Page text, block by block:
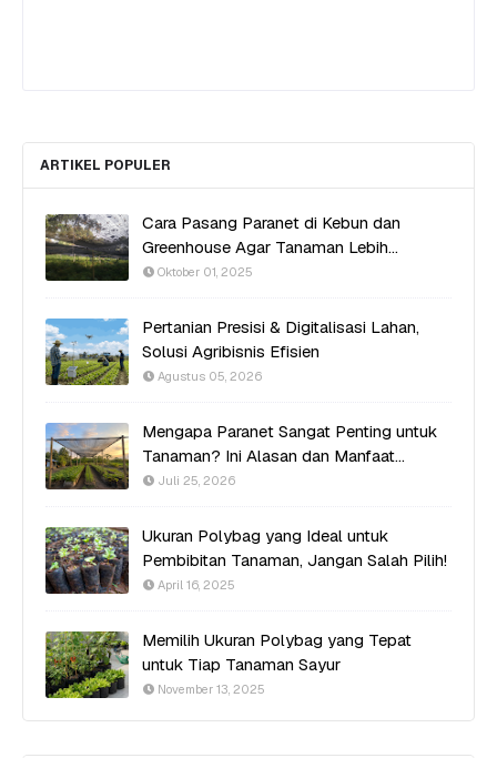
ARTIKEL POPULER
Cara Pasang Paranet di Kebun dan
Greenhouse Agar Tanaman Lebih
Produktif
Oktober 01, 2025
Pertanian Presisi & Digitalisasi Lahan,
Solusi Agribisnis Efisien
Agustus 05, 2026
Mengapa Paranet Sangat Penting untuk
Tanaman? Ini Alasan dan Manfaat
Utamanya
Juli 25, 2026
Ukuran Polybag yang Ideal untuk
Pembibitan Tanaman, Jangan Salah Pilih!
April 16, 2025
Memilih Ukuran Polybag yang Tepat
untuk Tiap Tanaman Sayur
November 13, 2025